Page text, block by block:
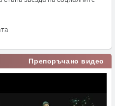
Препоръчано видео